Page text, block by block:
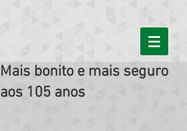
Mais bonito e mais seguro
aos 105 anos